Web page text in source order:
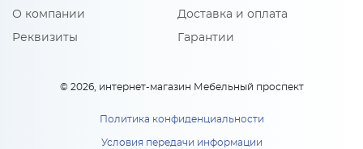
О компании
Реквизиты
Доставка и оплата
Гарантии
© 2026, интернет-магазин Мебельный проспект
Политика конфиденциальности
Условия передачи информации